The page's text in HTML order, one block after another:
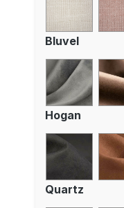
Bluvel
Hogan
Quartz